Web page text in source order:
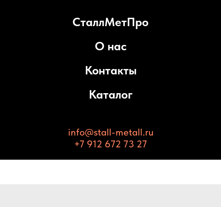
СталлМетПро
О нас
Контакты
Каталог
info@stall-metall.ru
+7 912 672 73 27